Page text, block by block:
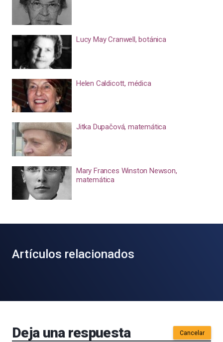
Lucy May Cranwell, botánica
Helen Caldicott, médica
Jitka Dupačová, matemática
Mary Frances Winston Newson,
matemática
Artículos relacionados
Deja una respuesta Cancelar